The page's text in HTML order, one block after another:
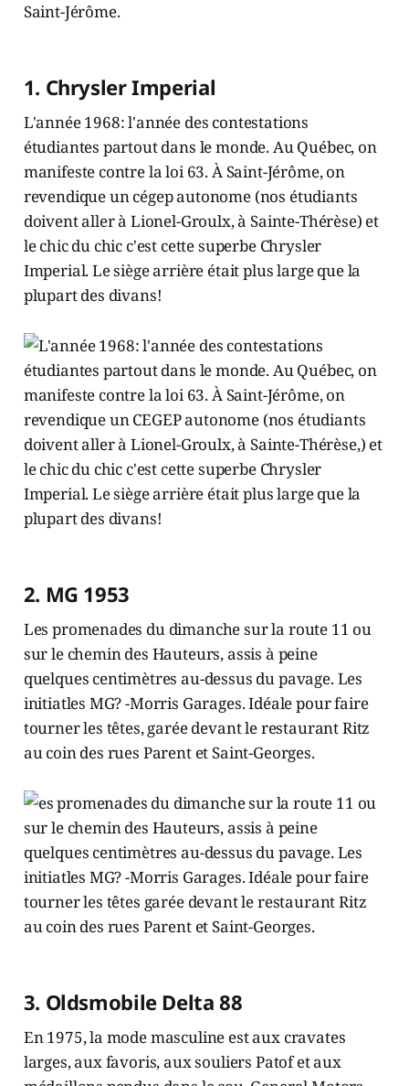
Saint-Jérôme.
1. Chrysler Imperial
L'année 1968: l'année des contestations
étudiantes partout dans le monde. Au Québec, on
manifeste contre la loi 63. À Saint-Jérôme, on
revendique un cégep autonome (nos étudiants
doivent aller à Lionel-Groulx, à Sainte-Thérèse) et
le chic du chic c'est cette superbe Chrysler
Imperial. Le siège arrière était plus large que la
plupart des divans!
2. MG 1953
Les promenades du dimanche sur la route 11 ou
sur le chemin des Hauteurs, assis à peine
quelques centimètres au-dessus du pavage. Les
initiatles MG? -Morris Garages. Idéale pour faire
tourner les têtes, garée devant le restaurant Ritz
au coin des rues Parent et Saint-Georges.
3. Oldsmobile Delta 88
En 1975, la mode masculine est aux cravates
larges, aux favoris, aux souliers Patof et aux